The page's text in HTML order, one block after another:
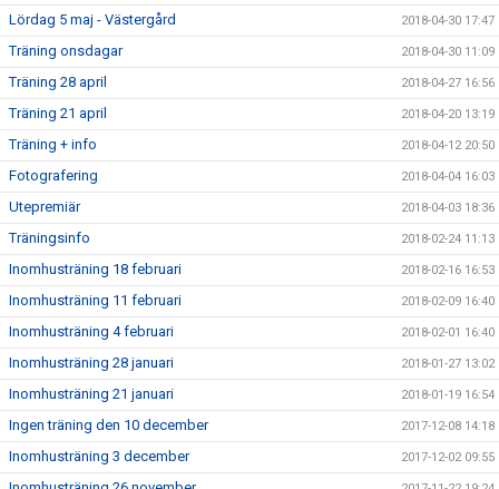
Lördag 5 maj - Västergård 2018-04-30 17:47
Träning onsdagar 2018-04-30 11:09
Träning 28 april 2018-04-27 16:56
Träning 21 april 2018-04-20 13:19
Träning + info 2018-04-12 20:50
Fotografering 2018-04-04 16:03
Utepremiär 2018-04-03 18:36
Träningsinfo 2018-02-24 11:13
Inomhusträning 18 februari 2018-02-16 16:53
Inomhusträning 11 februari 2018-02-09 16:40
Inomhusträning 4 februari 2018-02-01 16:40
Inomhusträning 28 januari 2018-01-27 13:02
Inomhusträning 21 januari 2018-01-19 16:54
Ingen träning den 10 december 2017-12-08 14:18
Inomhusträning 3 december 2017-12-02 09:55